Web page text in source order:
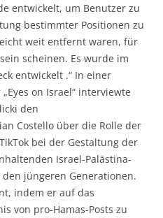
entwickelt, um Benutzer zu
bestimmter Positionen zu
weit entfernt waren, für
scheinen. Es wurde im
entwickelt .“ In einer
on Israel“ interviewte
den
Costello über die Rolle der
bei der Gestaltung der
Israel-Palästina-
jüngeren Generationen.
indem er auf das
von pro-Hamas-Posts zu